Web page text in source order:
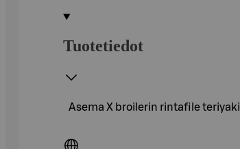
Tuotetiedot
Asema X broilerin rintafile teriyaki